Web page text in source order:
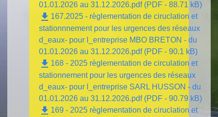
01.01.2026 au 31.12.2026.pdf (PDF - 88.71 kB)
file_download 167.2025 - règlementation de ciruclation et
stationnnement pour les urgences des réseaux
d_eaux- pour l_entreprise MBO BRETON - du
01.01.2026 au 31.12.2026.pdf (PDF - 90.1 kB)
file_download 168 - 2025 règlementation de circulation et
stationnement pour les urgences des réseaux
d_eaux- pour l_entreprise SARL HUSSON - du
01.01.2026 au 31.12.2026.pdf (PDF - 90.79 kB)
file_download 169 - 2025 règlementation de ciruclation et